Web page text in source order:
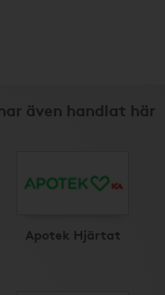
även handlat här
Apotek Hjärtat